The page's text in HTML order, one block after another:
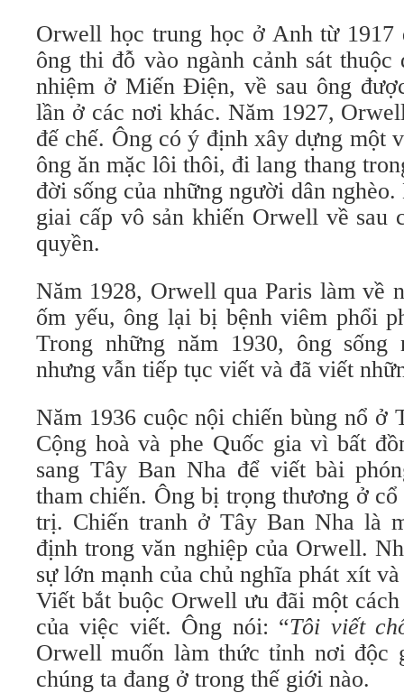
Orwell học trung học ở Anh từ 1917
ông thi đỗ vào ngành cảnh sát
nhiệm ở Miến Điện, về sau ông
lần ở các nơi khác. Năm 1927,
đế chế. Ông có ý định xây dựng một
ông ăn mặc lôi thôi, đi lang thang
đời sống của những người dân
giai cấp vô sản khiến Orwell về sau
quyền.
Năm 1928, Orwell qua Paris làm về
ốm yếu, ông lại bị bệnh viêm phổi
Trong những năm 1930, ông sống
nhưng vẫn tiếp tục viết và đã viết
Năm 1936 cuộc nội chiến bùng nổ ở
Cộng hoà và phe Quốc gia vì bất
sang Tây Ban Nha để viết bài
tham chiến. Ông bị trọng thương ở
trị. Chiến tranh ở Tây Ban Nha là
định trong văn nghiệp của Orwell.
sự lớn mạnh của chủ nghĩa phát xít
Viết bắt buộc Orwell ưu đãi một
của việc viết. Ông nói: “Tôi viết
Orwell muốn làm thức tỉnh nơi độc
chúng ta đang ở trong thế giới nào.